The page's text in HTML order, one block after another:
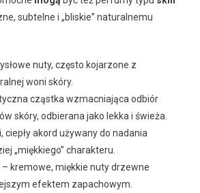
subtelne i „bliskie” naturalnemu
nuty, często kojarzone z
woni skóry.
cząstka wzmacniająca odbiór
skóry, odbierana jako lekka i świeża.
ciepły akord używany do nadania
„miękkiego” charakteru.
– kremowe, miękkie nuty drzewne
efektem zapachowym.